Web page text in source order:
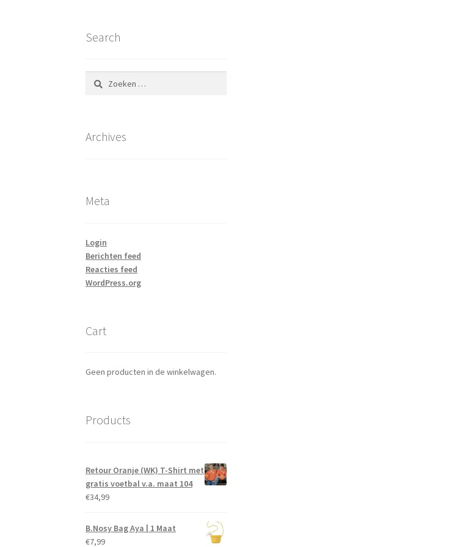
Search
Zoeken
naar:
Archives
Meta
Login
Berichten feed
Reacties feed
WordPress.org
Cart
Geen producten in de winkelwagen.
Products
Retour Oranje (WK) T-Shirt met
gratis voetbal v.a. maat 104
€34,99
B.Nosy Bag Aya | 1 Maat
€7,99